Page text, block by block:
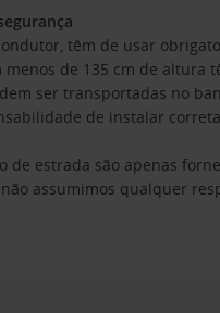
têm de usar
menos de 135 cm de
ser transportadas no
de instalar
de estrada são apenas
assumimos qualquer